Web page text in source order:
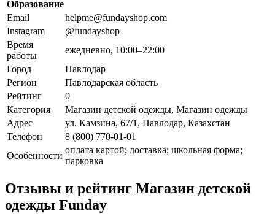
Образование
Email
helpme@fundayshop.com
Instagram
@fundayshop
Время
работы
ежедневно, 10:00–22:00
Город
Павлодар
Регион
Павлодарская область
Рейтинг
0
Категория
Магазин детской одежды, Магазин одежды
Адрес
ул. Камзина, 67/1, Павлодар, Казахстан
Телефон
8 (800) 770-01-01
Особенности
оплата картой; доставка; школьная форма;
парковка
Отзывы и рейтинг Магазин детской
одежды Funday